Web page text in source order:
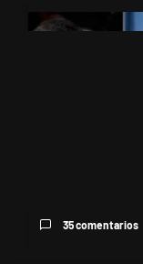
Un artículo de
35 comentarios